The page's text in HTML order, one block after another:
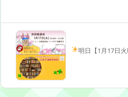
明日【1月17日